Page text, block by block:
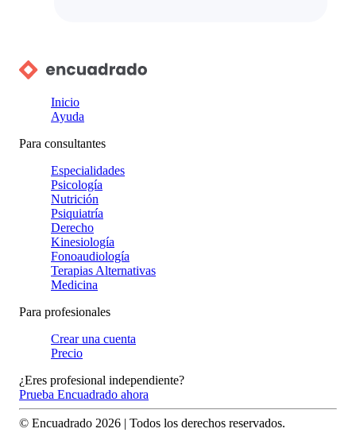
Inicio
Ayuda
Para consultantes
Especialidades
Psicología
Nutrición
Psiquiatría
Derecho
Kinesiología
Fonoaudiología
Terapias Alternativas
Medicina
Para profesionales
Crear una cuenta
Precio
¿Eres profesional independiente?
Prueba Encuadrado ahora
© Encuadrado 2026 | Todos los derechos reservados.